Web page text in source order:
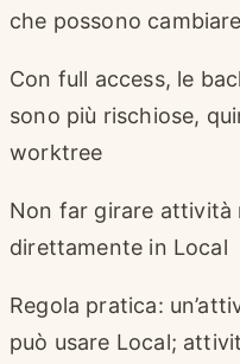
che possono
Con full access, le
sono più rischiose,
worktree
Non far girare attività
direttamente in Local
Regola pratica:
può usare Local;